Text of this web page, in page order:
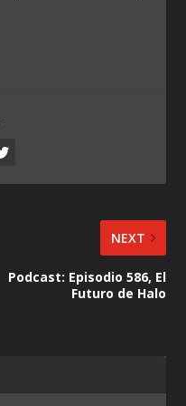
NEXT
Podcast: Episodio 586, El
Futuro de Halo